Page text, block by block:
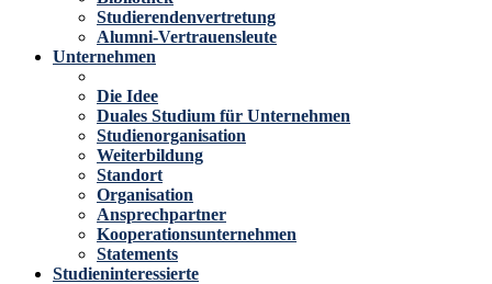
Studierendenvertretung
Alumni-Vertrauensleute
Unternehmen
Die Idee
Duales Studium für Unternehmen
Studienorganisation
Weiterbildung
Standort
Organisation
Ansprechpartner
Kooperationsunternehmen
Statements
Studieninteressierte